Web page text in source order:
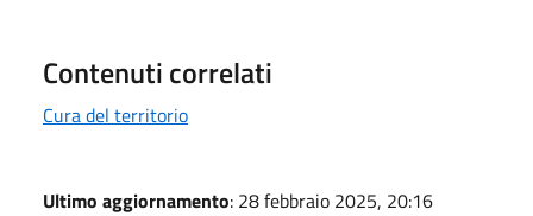
Contenuti correlati
Cura del territorio
Ultimo aggiornamento: 28 febbraio 2025, 20:16